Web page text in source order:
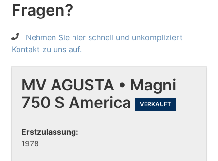
Fragen?
Nehmen Sie hier schnell und unkompliziert
Kontakt zu uns auf.
MV AGUSTA • Magni
750 S America
VERKAUFT
Erstzulassung:
1978